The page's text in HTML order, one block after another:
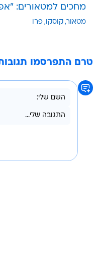
מחכים למטאורים:
מטאור קוסקו פרו
טרם התפרסמו